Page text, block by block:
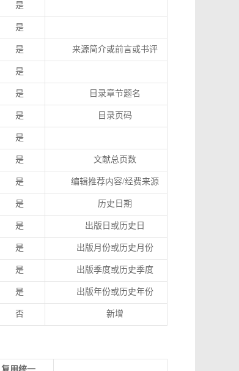
是
是
是 来源简介或前言或书评
是
是 目录章节题名
是 目录页码
是
是 文献总页数
是 编辑推荐内容/经费来源
是 历史日期
是 出版日或历史日
是 出版月份或历史月份
是 出版季度或历史季度
是 出版年份或历史年份
否 新增